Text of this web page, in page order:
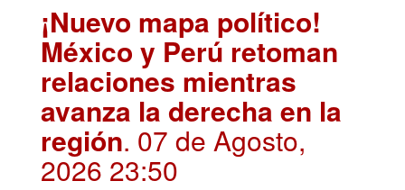
¡Nuevo mapa político!
México y Perú retoman
relaciones mientras
avanza la derecha en la
región. 07 de Agosto,
2026 23:50